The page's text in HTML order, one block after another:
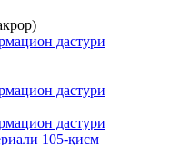
дастури
дастури
дастури
105-қисм